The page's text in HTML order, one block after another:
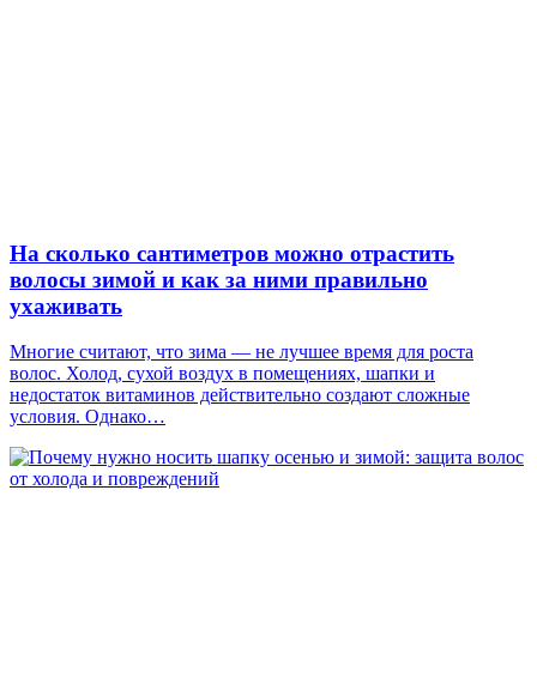
На сколько сантиметров можно отрастить
волосы зимой и как за ними правильно
ухаживать
Многие считают, что зима — не лучшее время для роста
волос. Холод, сухой воздух в помещениях, шапки и
недостаток витаминов действительно создают сложные
условия. Однако…